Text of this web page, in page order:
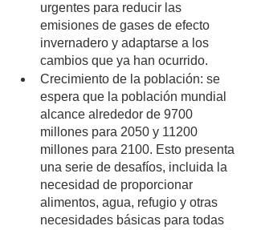
urgentes para reducir las
emisiones de gases de efecto
invernadero y adaptarse a los
cambios que ya han ocurrido.
Crecimiento de la población: se
espera que la población mundial
alcance alrededor de 9700
millones para 2050 y 11200
millones para 2100. Esto presenta
una serie de desafíos, incluida la
necesidad de proporcionar
alimentos, agua, refugio y otras
necesidades básicas para todas